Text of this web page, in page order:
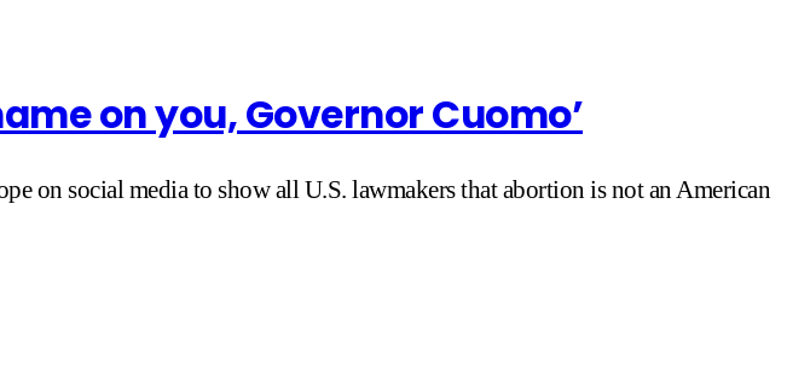
on you, Governor Cuomo’
on social media to show all U.S. lawmakers that abortion is not an American